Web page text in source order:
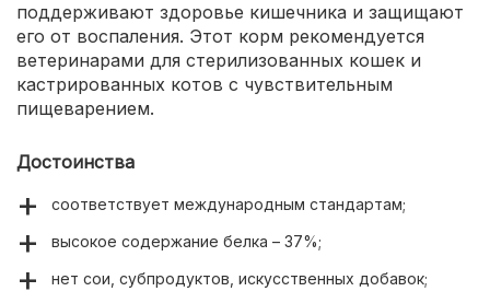
поддерживают здоровье кишечника и защищают
его от воспаления. Этот корм рекомендуется
ветеринарами для стерилизованных кошек и
кастрированных котов с чувствительным
пищеварением.
Достоинства
соответствует международным стандартам;
высокое содержание белка – 37%;
нет сои, субпродуктов, искусственных добавок;